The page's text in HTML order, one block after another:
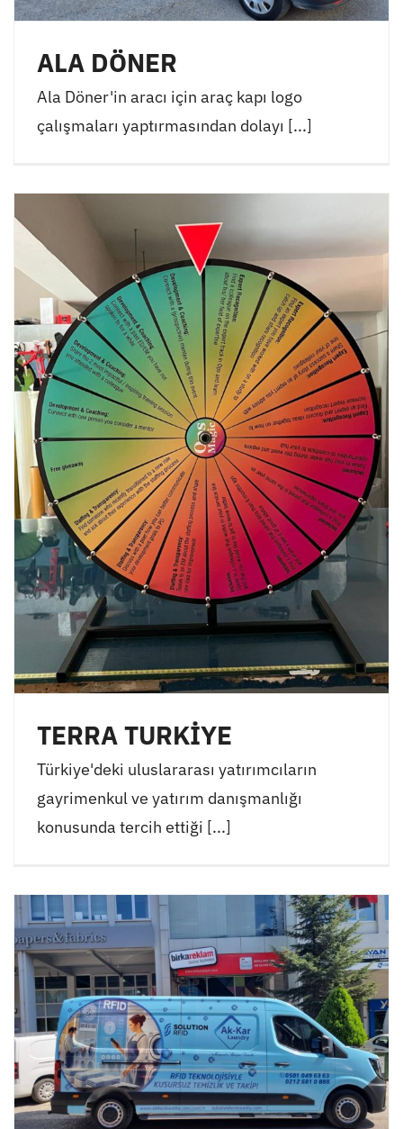
ALA DÖNER
Ala Döner'in aracı için araç kapı logo
çalışmaları yaptırmasından dolayı [...]
TERRA TURKİYE
Türkiye'deki uluslararası yatırımcıların
gayrimenkul ve yatırım danışmanlığı
konusunda tercih ettiği [...]